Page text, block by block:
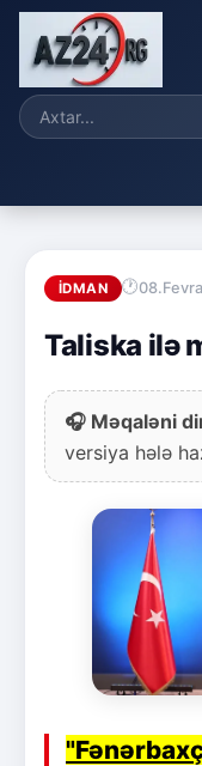
İDMAN
Taliska ilə
🎧 Məqaləni
versiya hələ